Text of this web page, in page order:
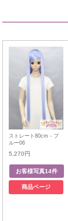
ストレート80cm - ブ
ルー06
5,270円
商品ページ